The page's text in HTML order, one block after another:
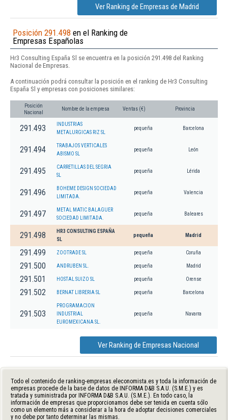
Ver Ranking de Empresas de Madrid
Posición 291.498 en el Ranking de
Empresas Españolas
Hr3 Consulting España Sl se encuentra en la posición 291.498 del Ranking
Nacional de Empresas.
A continuación podrá consultar la posición en el ranking de Hr3 Consulting
España Sl y empresas con posiciones similares:
Posición
Nacional
Nombre de la empresa Ventas (€) Provincia
291.493
INDUSTRIAS
METALURGICAS RIZ SL
pequeña Barcelona
291.494
TRABAJOS VERTICALES
ABISMO SL
pequeña León
291.495
CARRETILLAS DEL SEGRIA
SL
pequeña Lérida
291.496
BOHEME DESIGN SOCIEDAD
LIMITADA.
pequeña Valencia
291.497
METAL MATIC BALAGUER
SOCIEDAD LIMITADA.
pequeña Baleares
291.498
HR3 CONSULTING ESPAÑA
SL
pequeña Madrid
291.499 ZOOTRADE SL pequeña Coruña
291.500 ANDRUBEN SL. pequeña Madrid
291.501 HOSTAL SUIZO SL pequeña Orense
291.502 BERNAT LIBRERIA SL pequeña Barcelona
291.503
PROGRAMACION
INDUSTRIAL
EUROMEXICANA SL.
pequeña Navarra
Ver Ranking de Empresas Nacional
Todo el contenido de ranking-empresas.eleconomista.es y toda la información de
empresas procede de la base de datos de INFORMA D&B S.A.U. (S.M.E.) y es
tratada y suministrada por INFORMA D&B S.A.U. (S.M.E.). En todo caso, la
información de empresas que proporcionamos debe ser tenida en cuenta sólo
como un elemento más a considerar a la hora de adoptar decisiones comerciales
y no debe por tanto determinar las mismas.